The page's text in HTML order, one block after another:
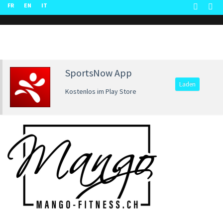
FR EN IT
SportsNow App
Kostenlos im Play Store
Laden